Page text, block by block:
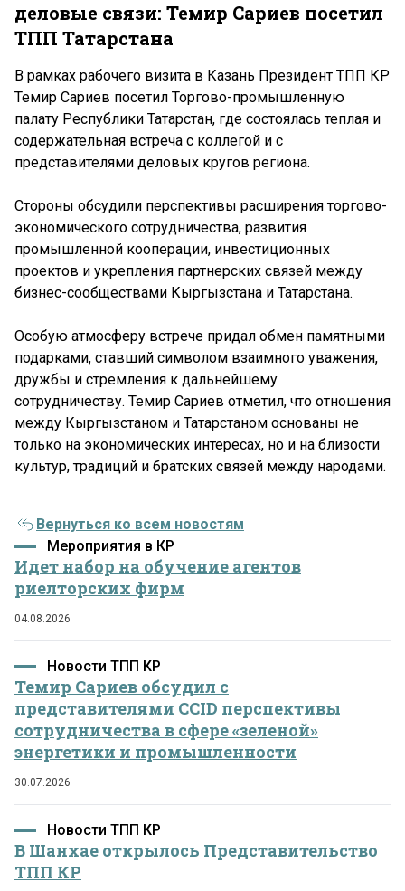
деловые связи: Темир Сариев посетил
ТПП Татарстана
В рамках рабочего визита в Казань Президент ТПП КР
Темир Сариев посетил Торгово-промышленную
палату Республики Татарстан, где состоялась теплая и
содержательная встреча с коллегой и с
представителями деловых кругов региона.
Стороны обсудили перспективы расширения торгово-
экономического сотрудничества, развития
промышленной кооперации, инвестиционных
проектов и укрепления партнерских связей между
бизнес-сообществами Кыргызстана и Татарстана.
Особую атмосферу встрече придал обмен памятными
подарками, ставший символом взаимного уважения,
дружбы и стремления к дальнейшему
сотрудничеству. Темир Сариев отметил, что отношения
между Кыргызстаном и Татарстаном основаны не
только на экономических интересах, но и на близости
культур, традиций и братских связей между народами.
Вернуться ко всем новостям
Мероприятия в КР
Идет набор на обучение агентов
риелторских фирм
04.08.2026
Новости ТПП КР
Темир Сариев обсудил с
представителями CCID перспективы
сотрудничества в сфере «зеленой»
энергетики и промышленности
30.07.2026
Новости ТПП КР
В Шанхае открылось Представительство
ТПП КР